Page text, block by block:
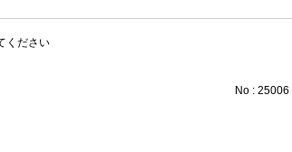
ください
No : 25006